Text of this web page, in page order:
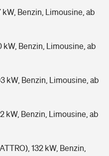
kW, Benzin, Limousine, ab
kW, Benzin, Limousine, ab
kW, Benzin, Limousine, ab
kW, Benzin, Limousine, ab
132 kW, Benzin,